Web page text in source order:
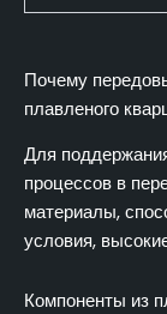
Почему
плавленого
Для
процессов в
материалы,
условия,
Компоненты из